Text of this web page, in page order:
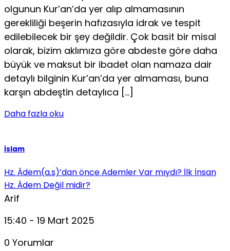
olgunun Kur’an’da yer alıp almamasının
gerekliliği beşerin hafızasıyla idrak ve tes­pit
edilebilecek bir şey değildir. Çok basit bir misal
olarak, bizim aklımıza göre abdeste göre daha
büyük ve maksut bir ibadet olan namaza dair
detaylı bilginin Kur’an’da yer almaması, buna
karşın abdeştin detaylıca […]
Daha fazla oku
İslam
Hz. Âdem(a.s)’dan önce Ademler Var mıydı? İlk İnsan
Hz. Âdem Değil midir?
Arif
15:40 - 19 Mart 2025
0 Yorumlar